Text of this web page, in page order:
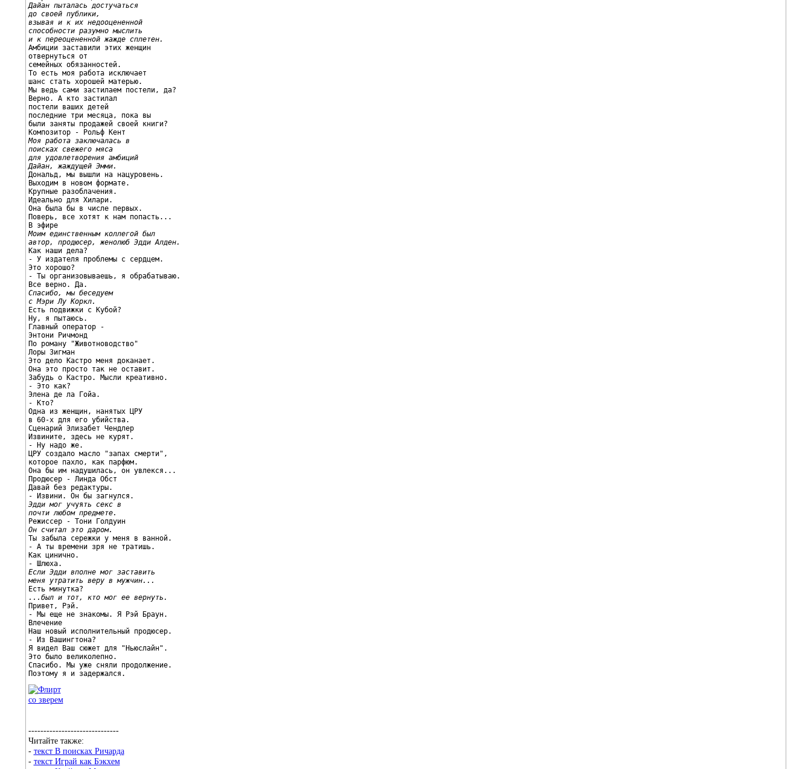
Дайан пыталась достучаться
до своей публики,
взывая и к их недооцененной
способности разумно мыслить
и к переоцененной жажде сплетен.
Амбиции заставили этих женщин
отвернуться от
семейных обязанностей.
То есть моя работа исключает
шанс стать хорошей матерью.
Мы ведь сами застилаем постели, да?
Верно. А кто застилал
постели ваших детей
последние три месяца, пока вы
были заняты продажей своей книги?
Моя работа заключалась в
поисках свежего мяса
для удовлетворения амбиций
Дайан, жаждущей Эмми.
Дональд, мы вышли на нацуровень.
Выходим в новом формате.
Крупные разоблачения.
Идеально для Хилари.
Она была бы в числе первых.
Поверь, все хотят к нам попасть...
В эфире
Моим единственным коллегой был
автор, продюсер, женолюб Эдди Алден.
Как наши дела?
- У издателя проблемы с сердцем.
Это хорошо?
- Ты организовываешь, я обрабатываю.
Спасибо, мы беседуем
с Мэри Лу Коркл.
Есть подвижки с Кубой?
Ну, я пытаюсь.
Главный оператор -
Энтони Ричмонд
По роману "Животноводство"
Лоры Зигман
Это дело Кастро меня доканает.
Она это просто так не оставит.
Забудь о Кастро. Мысли креативно.
- Это как?
Элена де ла Гойа.
- Кто?
Одна из женщин, нанятых ЦРУ
в 60-х для его убийства.
Сценарий Элизабет Чендлер
Извините, здесь не курят.
- Ну надо же.
ЦРУ создало масло "запах смерти",
которое пахло, как парфюм.
Она бы им надушилась, он увлекся...
Продюсер - Линда Обст
Давай без редактуры.
Эдди мог учуя ть секс в
почти любом предмете.
Режиссер - Тони Голдуин
Он считал это даром.
Ты забыла сережки у меня в ванной.
- А ты времени зря не тратишь.
Как цинично.
Если Эдди вполне мог заставить
меня утратить веру в мужчин...
...был и тот, кто мог ее вернуть.
Привет, Рэй.
- Мы еще не знакомы. Я Рэй Браун.
Влечение
Наш новый исполнительный продюсер.
- Из Вашингтона?
Я видел Ваш сюжет для "Ньюслайн".
Это было великолепно.
Спасибо. Мы уже сняли продолжение.
Поэтому я и задержался.
------------------------------
Читайте также:
- текст В поисках Ричарда
- текст Играй как Бэкхем